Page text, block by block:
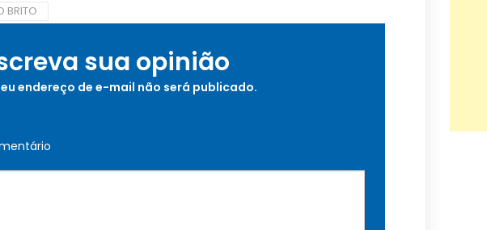
BRITO
sua opinião
endereço de e-mail não será publicado.